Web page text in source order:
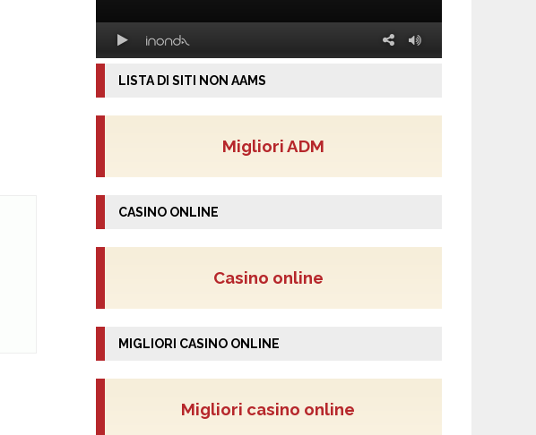
LISTA DI SITI NON AAMS
Migliori ADM
CASINO ONLINE
Casino online
MIGLIORI CASINO ONLINE
Migliori casino online